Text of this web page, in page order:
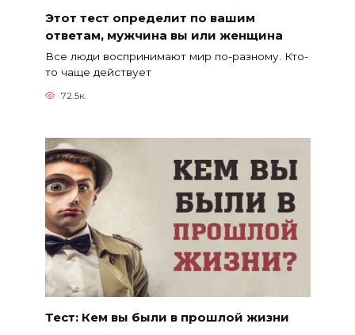
Этот тест определит по вашим
ответам, мужчина вы или женщина
Все люди воспринимают мир по-разному. Кто-
то чаще действует
72.5к.
Тест: Кем вы были в прошлой жизни